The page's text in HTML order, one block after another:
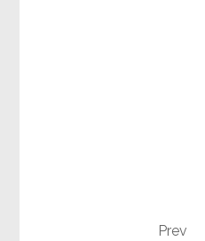
Prev